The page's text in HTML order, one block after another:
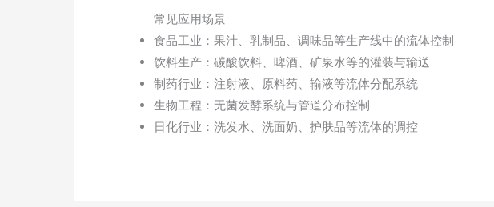
常见应用场景
食品工业：果汁、乳制品、调味品等生产线中的流体控制
饮料生产：碳酸饮料、啤酒、矿泉水等的灌装与输送
制药行业：注射液、原料药、输液等流体分配系统
生物工程：无菌发酵系统与管道分布控制
日化行业：洗发水、洗面奶、护肤品等流体的调控